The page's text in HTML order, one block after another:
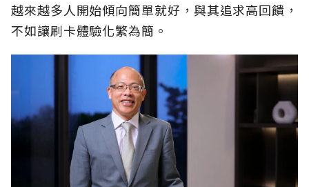
越來越多人開始傾向簡單就好，與其追求高回饋，
不如讓刷卡體驗化繁為簡。